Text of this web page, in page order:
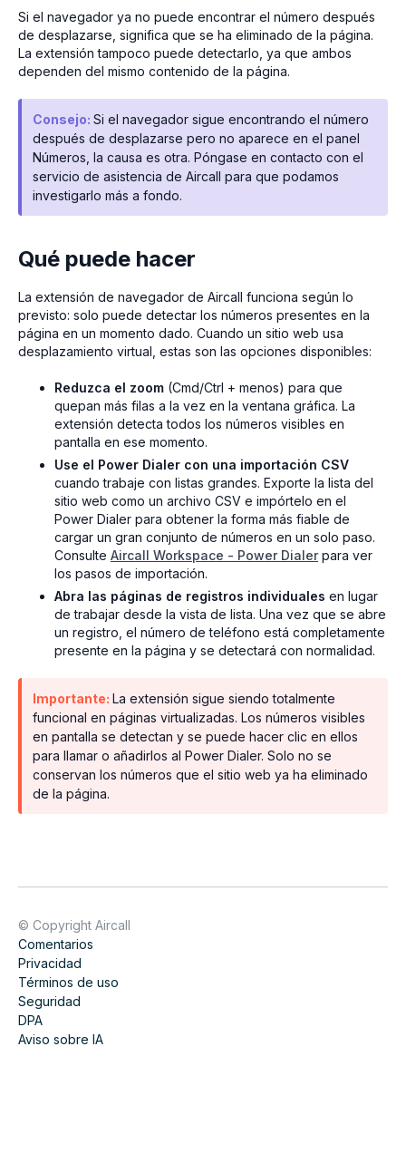
Si el navegador ya no puede encontrar el número después
de desplazarse, significa que se ha eliminado de la página.
La extensión tampoco puede detectarlo, ya que ambos
dependen del mismo contenido de la página.
Consejo: Si el navegador sigue encontrando el número
después de desplazarse pero no aparece en el panel
Números, la causa es otra. Póngase en contacto con el
servicio de asistencia de Aircall para que podamos
investigarlo más a fondo.
Qué puede hacer
La extensión de navegador de Aircall funciona según lo
previsto: solo puede detectar los números presentes en la
página en un momento dado. Cuando un sitio web usa
desplazamiento virtual, estas son las opciones disponibles:
Reduzca el zoom (Cmd/Ctrl + menos) para que
quepan más filas a la vez en la ventana gráfica. La
extensión detecta todos los números visibles en
pantalla en ese momento.
Use el Power Dialer con una importación CSV
cuando trabaje con listas grandes. Exporte la lista del
sitio web como un archivo CSV e impórtelo en el
Power Dialer para obtener la forma más fiable de
cargar un gran conjunto de números en un solo paso.
Consulte Aircall Workspace - Power Dialerpara ver
los pasos de importación.
Abra las páginas de registros individuales en lugar
de trabajar desde la vista de lista. Una vez que se abre
un registro, el número de teléfono está completamente
presente en la página y se detectará con normalidad.
Importante: La extensión sigue siendo totalmente
funcional en páginas virtualizadas. Los números visibles
en pantalla se detectan y se puede hacer clic en ellos
para llamar o añadirlos al Power Dialer. Solo no se
conservan los números que el sitio web ya ha eliminado
de la página.
© Copyright Aircall
Comentarios
Privacidad
Términos de uso
Seguridad
DPA
Aviso sobre IA